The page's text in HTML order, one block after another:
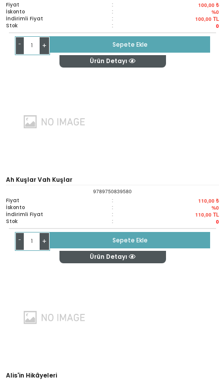
Fiyat : 100,00 ₺
İskonto : %0
İndirimli Fiyat : 100,00 TL
Stok : 0
- +
Sepete Ekle
Ürün Detayı
Ah Kuşlar Vah Kuşlar
9789750839580
Fiyat : 110,00 ₺
İskonto : %0
İndirimli Fiyat : 110,00 TL
Stok : 0
- +
Sepete Ekle
Ürün Detayı
Alis'in Hikâyeleri